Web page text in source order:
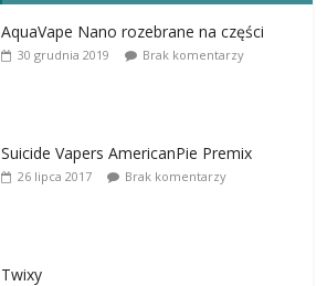
AquaVape Nano rozebrane na części
30 grudnia 2019 Brak komentarzy
Suicide Vapers AmericanPie Premix
26 lipca 2017 Brak komentarzy
Twixy